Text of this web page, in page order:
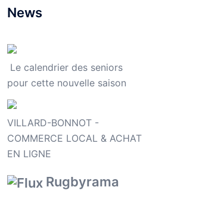
News
Le calendrier des seniors
pour cette nouvelle saison
VILLARD-BONNOT -
COMMERCE LOCAL & ACHAT
EN LIGNE
Rugbyrama